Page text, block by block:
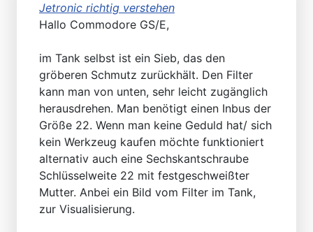
Jetronic richtig verstehen
Hallo Commodore GS/E,
im Tank selbst ist ein Sieb, das den
gröberen Schmutz zurückhält. Den Filter
kann man von unten, sehr leicht zugänglich
herausdrehen. Man benötigt einen Inbus der
Größe 22. Wenn man keine Geduld hat/ sich
kein Werkzeug kaufen möchte funktioniert
alternativ auch eine Sechskantschraube
Schlüsselweite 22 mit festgeschweißter
Mutter. Anbei ein Bild vom Filter im Tank,
zur Visualisierung.